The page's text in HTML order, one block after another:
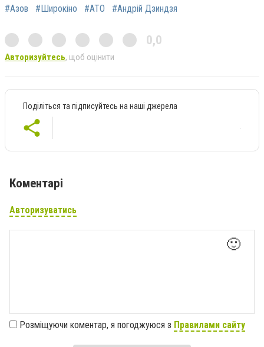
#Азов
#Широкіно #АТО #Андрій Дзиндзя
0,0
Авторизуйтесь, щоб оцінити
Поділіться та підписуйтесь на наші джерела
Коментарі
Авторизуватись
🙂
Розміщуючи коментар, я погоджуюся з Правилами сайту